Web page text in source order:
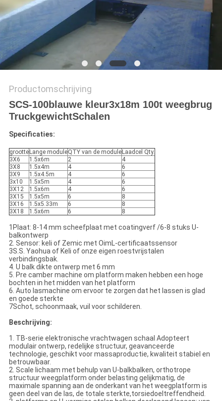
Productomschrijving
SCS-100blauwe kleur3x18m 100t weegbrug
TruckgewichtSchalen
Specificaties:
grootte Lange moduleQTY van de module Laadcel Qty.
3X6
1.5x6m 2
4
3X8
1.5x4m 4
6
3X9
1.5x4.5m 4
6
3x10
1.5x5m 4
6
3X12
1.5x6m 4
6
3X15
1.5x5m 6
8
3X16
1.5x5.33m 6
8
3X18
1.5x6m 6 8
1Plaat: 8-14 mm scheefplaat met coatingverf /6-8 stuks U-
balkontwerp
2. Sensor: keli of Zemic met OimL-certificaatssensor
3S.S. Yaohua of Keli of onze eigen roestvrijstalen
verbindingsbak.
4. U balk dikte ontwerp met 6 mm
5. Pre camber machine om platform maken hebben een hoge
bochten in het midden van het platform
6. Auto lasmachine om ervoor te zorgen dat het lassen is glad
en goede sterkte
7Schot, schoonmaak, vuil voor schilderen.
Beschrijving:
1. TB-serie elektronische vrachtwagen schaal Adopteert
modulair ontwerp, redelijke structuur, geavanceerde
technologie, geschikt voor massaproductie, kwaliteit stabiel en
betrouwbaar.
2. Scale lichaam met behulp van U-balkbalken, orthotrope
structuur weegplatform onder belasting gelijkmatig, de
maximale spanning aan de onderkant van het weegplatform is
geen deel van de las, de totale sterkte,torsiedoeltreffendheid.